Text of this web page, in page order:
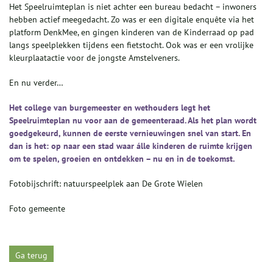
Het Speelruimteplan is niet achter een bureau bedacht – inwoners
hebben actief meegedacht. Zo was er een digitale enquête via het
platform DenkMee, en gingen kinderen van de Kinderraad op pad
langs speelplekken tijdens een fietstocht. Ook was er een vrolijke
kleurplaatactie voor de jongste Amstelveners.
En nu verder…
Het college van burgemeester en wethouders legt het
Speelruimteplan nu voor aan de gemeenteraad. Als het plan wordt
goedgekeurd, kunnen de eerste vernieuwingen snel van start. En
dan is het: op naar een stad waar álle kinderen de ruimte krijgen
om te spelen, groeien en ontdekken – nu en in de toekomst.
Fotobijschrift: natuurspeelplek aan De Grote Wielen
Foto gemeente
Ga terug